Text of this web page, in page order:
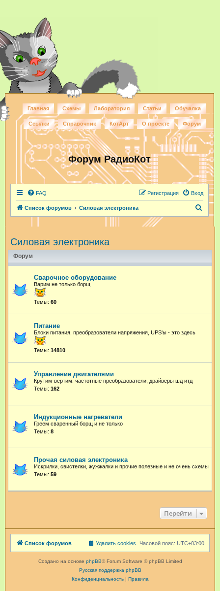
Главная Схемы Лаборатория Статьи Обучалка
Ссылки Справочник КотАрт О проекте Форум
Форум РадиоКот
FAQ Вход
Регистрация
Список форумов Силовая электроника
Силовая электроника
Форум
Сварочное оборудование
Варим не только борщ
Темы: 60
Питание
Блоки питания, преобразователи напряжения, UPS'ы - это здесь
Темы: 14810
Управление двигателями
Крутим-вертим: частотные преобразователи, драйверы шд итд
Темы: 162
Индукционные нагреватели
Греем сваренный борщ и не только
Темы: 8
Прочая силовая электроника
Искрилки, свистелки, жужжалки и прочие полезные и не очень схемы
Темы: 59
Перейти
Список форумов Часовой пояс: UTC+03:00
Удалить cookies
Создано на основе phpBB® Forum Software © phpBB Limited
Русская поддержка phpBB
Конфиденциальность| Правила